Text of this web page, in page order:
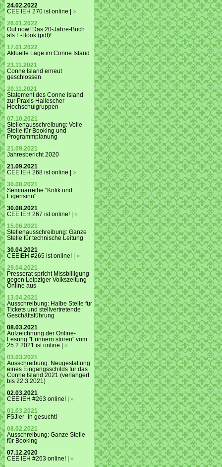
24.02.2022
CEE IEH 270 ist online | »
26.01.2022
Out now! Das 20-Jahre-Buch
als E-Book (pdf)!
17.01.2022
Aktuelle Lage im Conne Island
23.11.2021
Conne Island erneut
geschlossen
20.11.2021
Statement des Conne Island
zur Praxis Hallescher
Hochschulgruppen
07.10.2021
Stellenausschreibung: Volle
Stelle für Booking und
Programmplanung
21.09.2021
Jahresbericht 2020
21.09.2021
CEE IEH 268 ist online | »
30.08.2021
Seminarreihe "Kritik und
Eigensinn"
30.08.2021
CEE IEH 267 ist online! | »
15.06.2021
Stellenausschreibung: Ganze
Stelle für technische Leitung
30.04.2021
CEEIEH #265 ist online! | »
29.04.2021
Presserat spricht Missbilligung
gegen Leipziger Volkszeitung
Online aus
13.04.2021
Ausschreibung: Halbe Stelle für
Tickets und stellvertretende
Geschäftsführung
08.03.2021
Aufzeichnung der Online-
Lesung "Erinnern stören" vom
25.2.2021 ist online | »
03.03.2021
Ausschreibung: Neugestaltung
eines Eingangsschilds für das
Conne Island 2021 (verlängert
bis 22.3.2021)
02.03.2021
CEE IEH #263 online! | »
01.03.2021
FSJler_in gesucht!
08.02.2021
Ausschreibung: Ganze Stelle
für Booking
07.12.2020
CEE IEH #263 online! | »